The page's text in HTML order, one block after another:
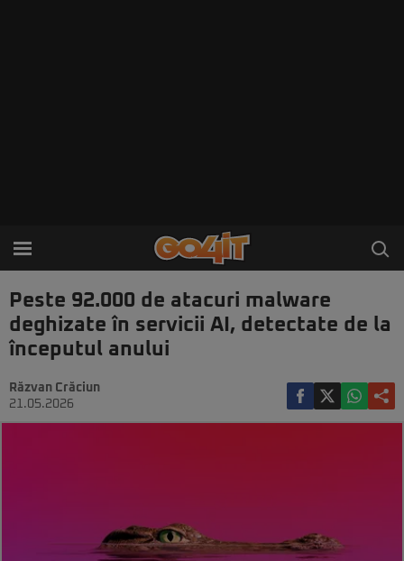
Peste 92.000 de atacuri malware
deghizate în servicii AI, detectate de la
începutul anului
Răzvan Crăciun
21.05.2026